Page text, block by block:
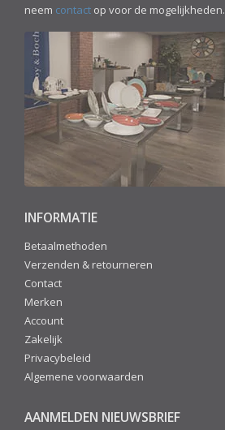
neem contact op voor de mogelijkheden.
INFORMATIE
Betaalmethoden
Verzenden & retourneren
Contact
Merken
Account
Zakelijk
Privacybeleid
Algemene voorwaarden
AANMELDEN NIEUWSBRIEF